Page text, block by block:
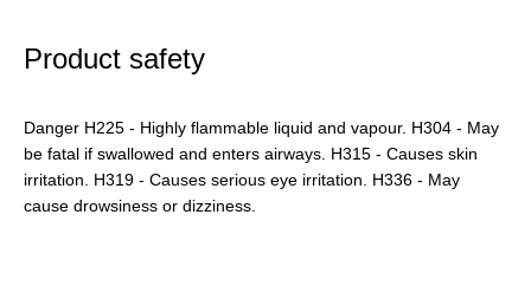
Product safety
Danger H225 - Highly flammable liquid and vapour. H304 - May
be fatal if swallowed and enters airways. H315 - Causes skin
irritation. H319 - Causes serious eye irritation. H336 - May
cause drowsiness or dizziness.